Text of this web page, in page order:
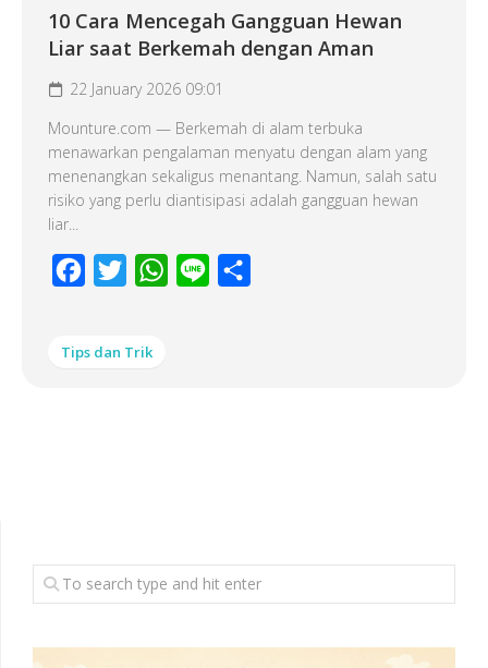
10 Cara Mencegah Gangguan Hewan
Liar saat Berkemah dengan Aman
22 January 2026 09:01
Mounture.com — Berkemah di alam terbuka
menawarkan pengalaman menyatu dengan alam yang
menenangkan sekaligus menantang. Namun, salah satu
risiko yang perlu diantisipasi adalah gangguan hewan
liar...
Facebook
Twitter WhatsApp
Line
Tips dan Trik